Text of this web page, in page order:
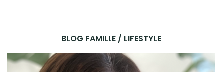
BLOG FAMILLE / LIFESTYLE